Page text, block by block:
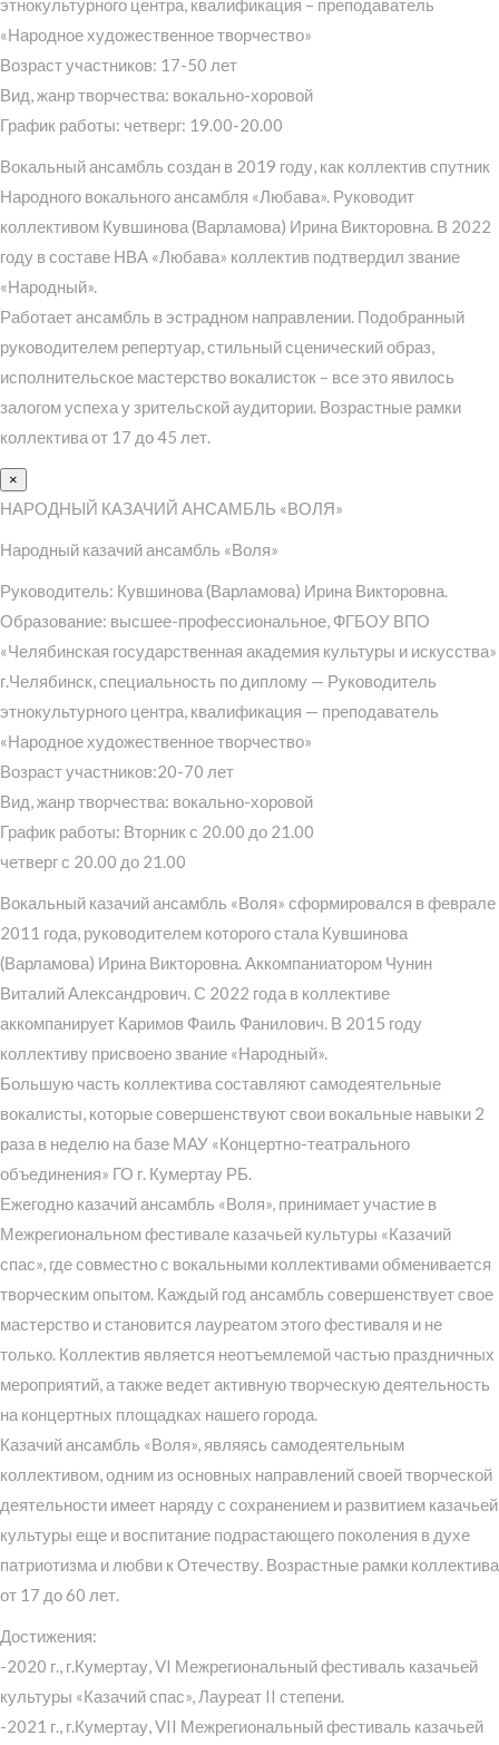
этнокультурного центра, квалификация – преподаватель
«Народное художественное творчество»
Возраст участников: 17-50 лет
Вид, жанр творчества: вокально-хоровой
График работы: четверг: 19.00-20.00
Вокальный ансамбль создан в 2019 году, как коллектив спутник
Народного вокального ансамбля «Любава». Руководит
коллективом Кувшинова (Варламова) Ирина Викторовна. В 2022
году в составе НВА «Любава» коллектив подтвердил звание
«Народный».
Работает ансамбль в эстрадном направлении. Подобранный
руководителем репертуар, стильный сценический образ,
исполнительское мастерство вокалисток – все это явилось
залогом успеха у зрительской аудитории. Возрастные рамки
коллектива от 17 до 45 лет.
×
НАРОДНЫЙ КАЗАЧИЙ АНСАМБЛЬ «ВОЛЯ»
Народный казачий ансамбль «Воля»
Руководитель: Кувшинова (Варламова) Ирина Викторовна.
Образование: высшее-профессиональное, ФГБОУ ВПО
«Челябинская государственная академия культуры и искусства»
г.Челябинск, специальность по диплому — Руководитель
этнокультурного центра, квалификация — преподаватель
«Народное художественное творчество»
Возраст участников:20-70 лет
Вид, жанр творчества: вокально-хоровой
График работы: Вторник с 20.00 до 21.00
четверг с 20.00 до 21.00
Вокальный казачий ансамбль «Воля» сформировался в феврале
2011 года, руководителем которого стала Кувшинова
(Варламова) Ирина Викторовна. Аккомпаниатором Чунин
Виталий Александрович. С 2022 года в коллективе
аккомпанирует Каримов Фаиль Фанилович. В 2015 году
коллективу присвоено звание «Народный».
Большую часть коллектива составляют самодеятельные
вокалисты, которые совершенствуют свои вокальные навыки 2
раза в неделю на базе МАУ «Концертно-театрального
объединения» ГО г. Кумертау РБ.
Ежегодно казачий ансамбль «Воля», принимает участие в
Межрегиональном фестивале казачьей культуры «Казачий
спас», где совместно с вокальными коллективами обменивается
творческим опытом. Каждый год ансамбль совершенствует свое
мастерство и становится лауреатом этого фестиваля и не
только. Коллектив является неотъемлемой частью праздничных
мероприятий, а также ведет активную творческую деятельность
на концертных площадках нашего города.
Казачий ансамбль «Воля», являясь самодеятельным
коллективом, одним из основных направлений своей творческой
деятельности имеет наряду с сохранением и развитием казачьей
культуры еще и воспитание подрастающего поколения в духе
патриотизма и любви к Отечеству. Возрастные рамки коллектива
от 17 до 60 лет.
Достижения:
-2020 г., г.Кумертау, VI Межрегиональный фестиваль казачьей
культуры «Казачий спас», Лауреат II степени.
-2021 г., г.Кумертау, VII Межрегиональный фестиваль казачьей